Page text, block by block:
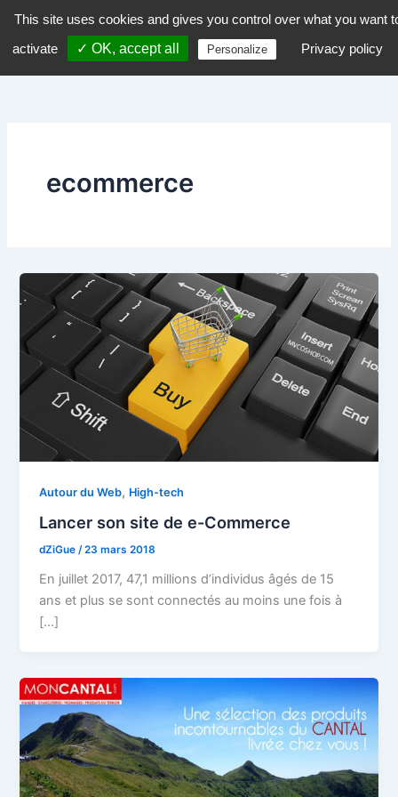
contenu
dZiGue
ecommerce
Autour du Web, High-tech
Lancer son site de e-Commerce
dZiGue/23 mars 2018
En juillet 2017, 47,1 millions d’individus âgés de 15
ans et plus se sont connectés au moins une fois à
[…]
This site uses cookies and gives you control over what you want
activate
✓ OK, accept all Personalize Privacy policy